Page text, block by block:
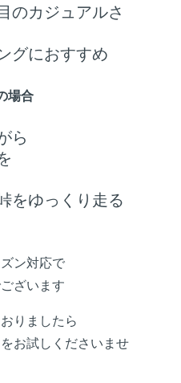
のカジュアルさ
グにおすすめ
場合
ら
をゆっくり走る
ン対応で
ざいます
りましたら
お試しくださいませ